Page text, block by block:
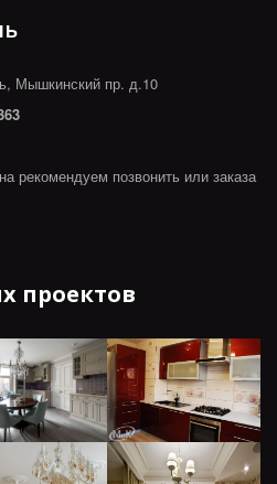
, Мышкинский пр. д.10
рекомендуем позвонить или заказа
проектов